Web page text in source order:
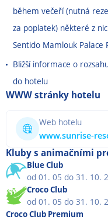
během večeří (nutná
za poplatek) některé z
Sentido Mamlouk Palace
Bližší informace o
do hotelu
WWW stránky hotelu
Web hotelu
www.sunrise-
Kluby s animačními
Blue Club
od 01. 05 do 31. 10.
Croco Club
od 01. 05 do 31. 10.
Croco Club Premium